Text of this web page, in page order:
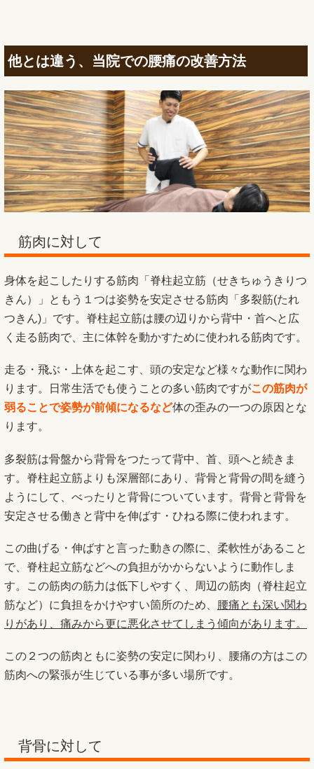
他とは違う、当院での腰痛の改善方法
筋肉に対して
身体を起こしたりする筋肉「脊柱起立筋（せきちゅうきりつ
きん）」ともう１つは姿勢を安定させる筋肉「多裂筋(たれ
つきん)」です。脊柱起立筋は腰の辺りから背中・首へと広
く走る筋肉で、主に体幹を動かすために使われる筋肉です。
走る・飛ぶ・上体を起こす、頭の安定など様々な動作に関わ
ります。日常生活でも使うことの多い筋肉ですがこの筋肉が
弱ることで姿勢が前傾になるなど体の歪みの一つの原因とな
ります。
多裂筋は骨盤から背骨をつたって背中、首、頭へと続きま
す。脊柱起立筋よりも深層部にあり、背骨と背骨の間を縫う
ようにして、べったりと背骨についています。背骨と背骨を
安定させる働きと背中を伸ばす・ひねる際に使われます。
この曲げる・伸ばすと言った動きの際に、柔軟性があること
で、脊柱起立筋などへの負担がかからないように動作しま
す。この筋肉の筋力は低下しやすく、周辺の筋肉（脊柱起立
筋など）に負担をかけやすい箇所のため、 腰痛とも深い関わ
りがあり、痛みから更に悪化させてしまう傾向があります。
この２つの筋肉ともに姿勢の安定に関わり、腰痛の方はこの
筋肉への緊張が生じている事が多い場所です。
背骨に対して